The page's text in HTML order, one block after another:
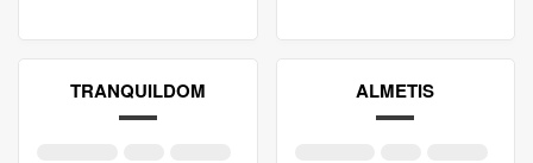
TRANQUILDOM ALMETIS